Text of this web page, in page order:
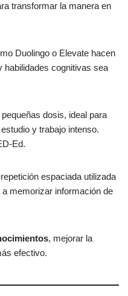
transformar la manera en
Duolingo o Elevate hacen
habilidades cognitivas sea
dosis, ideal para
y trabajo intenso.
Ed.
espaciada utilizada
memorizar información de
, mejorar la
efectivo.